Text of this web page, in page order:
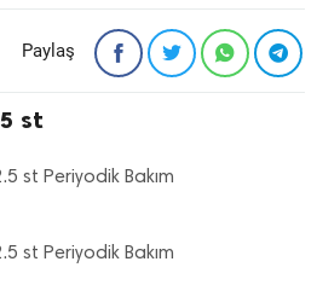
Paylaş
st
st Periyodik Bakım
st Periyodik Bakım